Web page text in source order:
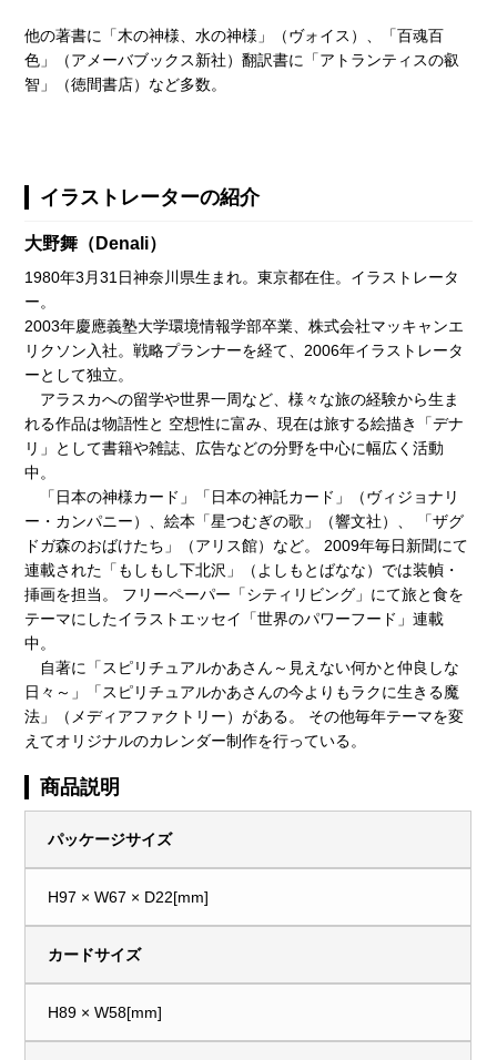
他の著書に「木の神様、水の神様」（ヴォイス）、「百魂百
色」（アメーバブックス新社）翻訳書に「アトランティスの叡
智」（徳間書店）など多数。
イラストレーターの紹介
大野舞（Denali）
1980年3月31日神奈川県生まれ。東京都在住。イラストレータ
ー。
2003年慶應義塾大学環境情報学部卒業、株式会社マッキャンエ
リクソン入社。戦略プランナーを経て、2006年イラストレータ
ーとして独立。
アラスカへの留学や世界一周など、様々な旅の経験から生ま
れる作品は物語性と 空想性に富み、現在は旅する絵描き「デナ
リ」として書籍や雑誌、広告などの分野を中心に幅広く活動
中。
「日本の神様カード」「日本の神託カード」（ヴィジョナリ
ー・カンパニー）、絵本「星つむぎの歌」（響文社）、 「ザグ
ドガ森のおばけたち」（アリス館）など。 2009年毎日新聞にて
連載された「もしもし下北沢」（よしもとばなな）では装幀・
挿画を担当。 フリーペーパー「シティリビング」にて旅と食を
テーマにしたイラストエッセイ「世界のパワーフード」連載
中。
自著に「スピリチュアルかあさん～見えない何かと仲良しな
日々～」「スピリチュアルかあさんの今よりもラクに生きる魔
法」（メディアファクトリー）がある。 その他毎年テーマを変
えてオリジナルのカレンダー制作を行っている。
商品説明
パッケージサイズ
H97 × W67 × D22[mm]
カードサイズ
H89 × W58[mm]